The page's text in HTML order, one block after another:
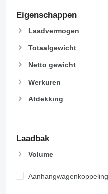
Eigenschappen
Laadvermogen
Totaalgewicht
Netto gewicht
Werkuren
Afdekking
Laadbak
Volume
Aanhangwagenkoppeling